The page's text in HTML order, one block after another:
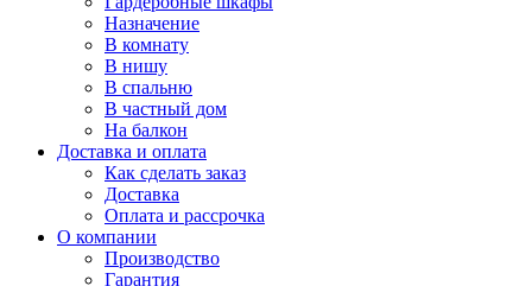
Назначение
В комнату
В нишу
В спальню
В частный дом
На балкон
Доставка и оплата
Как сделать заказ
Доставка
Оплата и рассрочка
О компании
Производство
Гарантия